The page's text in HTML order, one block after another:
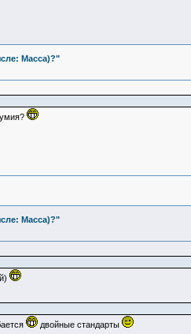
Масса)?"
Масса)?"
двойные стандарты